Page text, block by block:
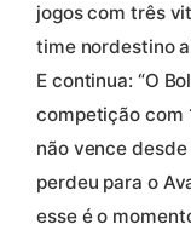
jogos com três
time nordestino
E continua: “O
competição com
não vence
perdeu para o
esse é o